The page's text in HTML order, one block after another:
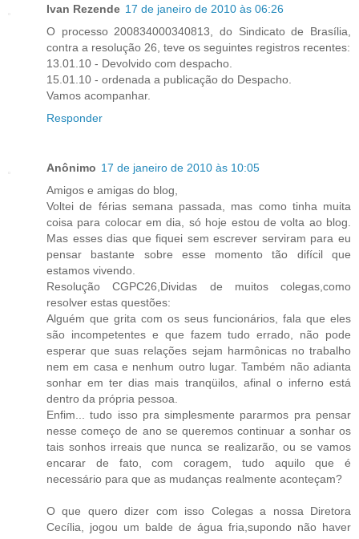
Ivan Rezende 17 de janeiro de 2010 às 06:26
O processo 200834000340813, do Sindicato de Brasília,
contra a resolução 26, teve os seguintes registros recentes:
13.01.10 - Devolvido com despacho.
15.01.10 - ordenada a publicação do Despacho.
Vamos acompanhar.
Responder
Anônimo 17 de janeiro de 2010 às 10:05
Amigos e amigas do blog,
Voltei de férias semana passada, mas como tinha muita
coisa para colocar em dia, só hoje estou de volta ao blog.
Mas esses dias que fiquei sem escrever serviram para eu
pensar bastante sobre esse momento tão difícil que
estamos vivendo.
Resolução CGPC26,Dividas de muitos colegas,como
resolver estas questões:
Alguém que grita com os seus funcionários, fala que eles
são incompetentes e que fazem tudo errado, não pode
esperar que suas relações sejam harmônicas no trabalho
nem em casa e nenhum outro lugar. Também não adianta
sonhar em ter dias mais tranqüilos, afinal o inferno está
dentro da própria pessoa.
Enfim... tudo isso pra simplesmente pararmos pra pensar
nesse começo de ano se queremos continuar a sonhar os
tais sonhos irreais que nunca se realizarão, ou se vamos
encarar de fato, com coragem, tudo aquilo que é
necessário para que as mudanças realmente aconteçam?
O que quero dizer com isso Colegas a nossa Diretora
Cecília, jogou um balde de água fria,supondo não haver